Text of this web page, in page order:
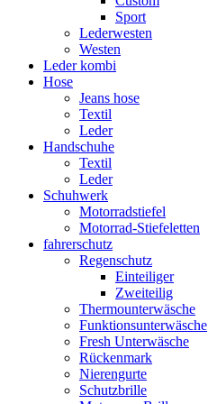
Sport
Lederwesten
Westen
Leder kombi
Hose
Jeans hose
Textil
Leder
Handschuhe
Textil
Leder
Schuhwerk
Motorradstiefel
Motorrad-Stiefeletten
fahrerschutz
Regenschutz
Einteiliger
Zweiteilig
Thermounterwäsche
Funktionsunterwäsche
Fresh Unterwäsche
Rückenmark
Nierengurte
Schutzbrille